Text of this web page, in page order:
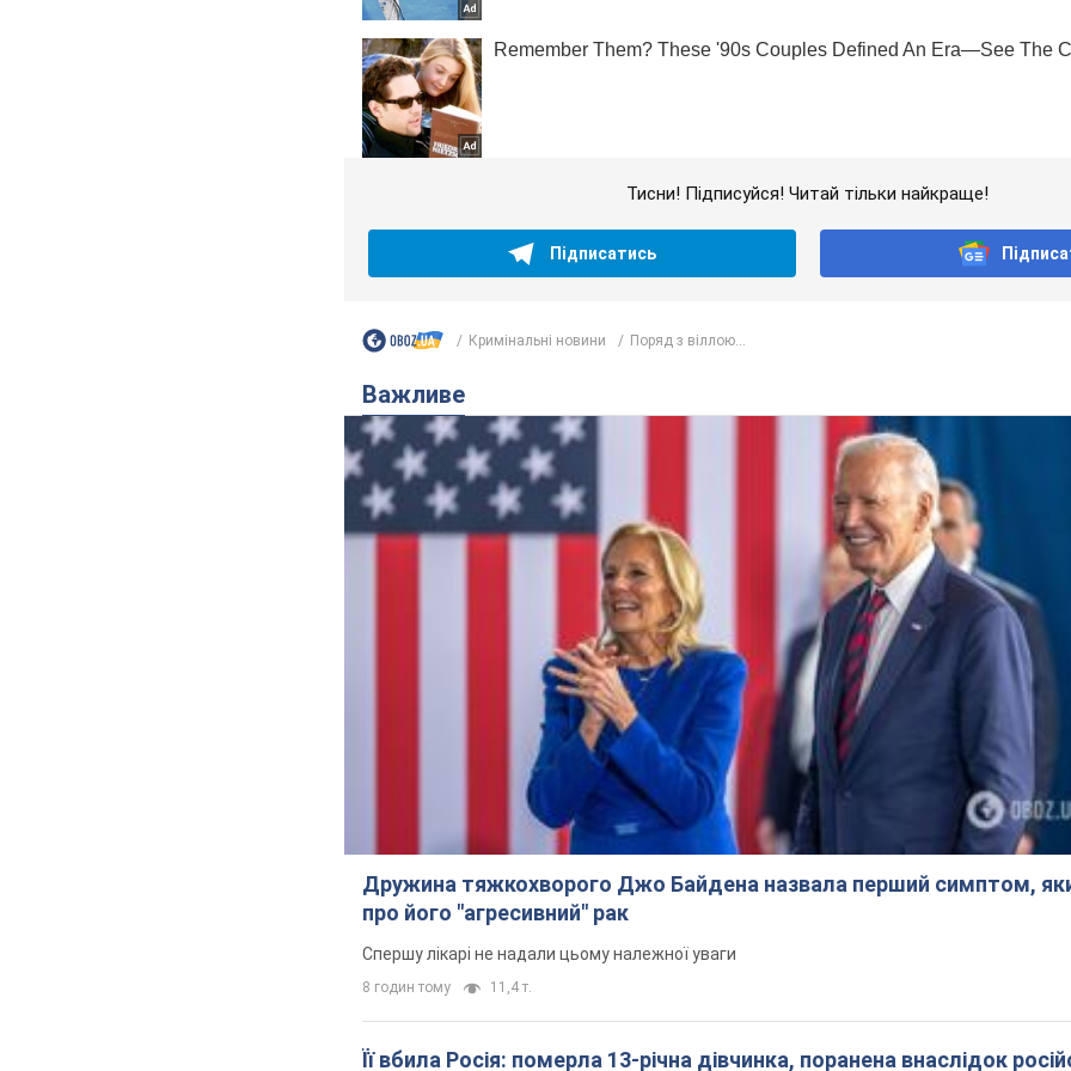
Тисни! Підписуйся! Читай тільки найкраще!
Підписатись
Кримінальні новини Поряд з віллою...
Важливе
Дружина тяжкохворого Джо Байдена назвала перший симптом,
про його "агресивний" рак
Спершу лікарі не надали цьому належної уваги
8 годин тому 11,4 т.
Її вбила Росія: померла 13-річна дівчинка, поранена внаслідок